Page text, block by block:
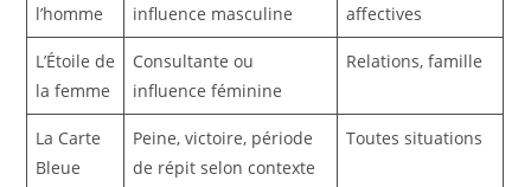
l’homme
influence masculine
affectives
L’Étoile de
la femme
Consultante ou
influence féminine
Relations, famille
La Carte
Bleue
Peine, victoire, période
de répit selon contexte
Toutes situations